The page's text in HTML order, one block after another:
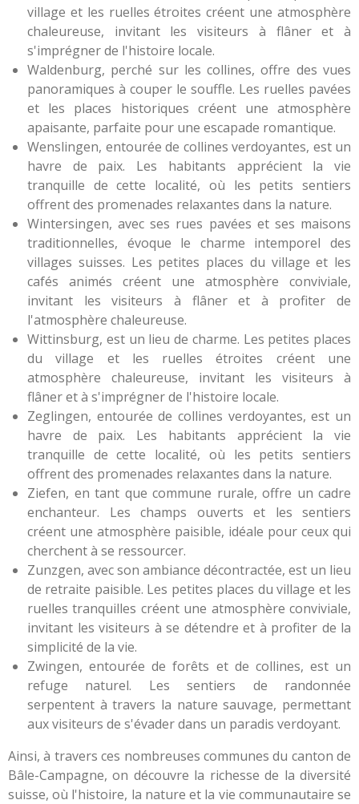
village et les ruelles étroites créent une atmosphère
chaleureuse, invitant les visiteurs à flâner et à
s'imprégner de l'histoire locale.
Waldenburg, perché sur les collines, offre des vues
panoramiques à couper le souffle. Les ruelles pavées
et les places historiques créent une atmosphère
apaisante, parfaite pour une escapade romantique.
Wenslingen, entourée de collines verdoyantes, est un
havre de paix. Les habitants apprécient la vie
tranquille de cette localité, où les petits sentiers
offrent des promenades relaxantes dans la nature.
Wintersingen, avec ses rues pavées et ses maisons
traditionnelles, évoque le charme intemporel des
villages suisses. Les petites places du village et les
cafés animés créent une atmosphère conviviale,
invitant les visiteurs à flâner et à profiter de
l'atmosphère chaleureuse.
Wittinsburg, est un lieu de charme. Les petites places
du village et les ruelles étroites créent une
atmosphère chaleureuse, invitant les visiteurs à
flâner et à s'imprégner de l'histoire locale.
Zeglingen, entourée de collines verdoyantes, est un
havre de paix. Les habitants apprécient la vie
tranquille de cette localité, où les petits sentiers
offrent des promenades relaxantes dans la nature.
Ziefen, en tant que commune rurale, offre un cadre
enchanteur. Les champs ouverts et les sentiers
créent une atmosphère paisible, idéale pour ceux qui
cherchent à se ressourcer.
Zunzgen, avec son ambiance décontractée, est un lieu
de retraite paisible. Les petites places du village et les
ruelles tranquilles créent une atmosphère conviviale,
invitant les visiteurs à se détendre et à profiter de la
simplicité de la vie.
Zwingen, entourée de forêts et de collines, est un
refuge naturel. Les sentiers de randonnée
serpentent à travers la nature sauvage, permettant
aux visiteurs de s'évader dans un paradis verdoyant.
Ainsi, à travers ces nombreuses communes du canton de
Bâle-Campagne, on découvre la richesse de la diversité
suisse, où l'histoire, la nature et la vie communautaire se